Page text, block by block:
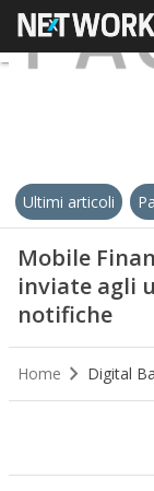
Ultimi articoli
Mobile
inviate agli
notifiche
Home Digital